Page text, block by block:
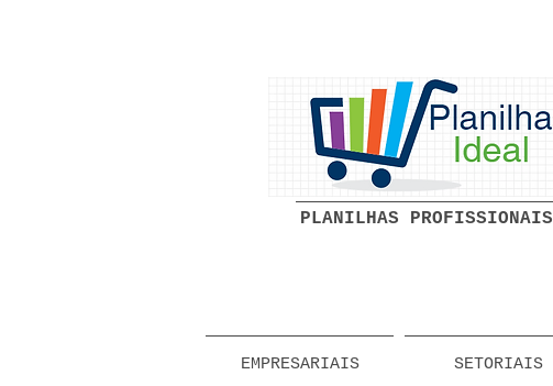
PLANILHAS PROFISSIONAIS
EMPRESARIAIS SETORIAIS